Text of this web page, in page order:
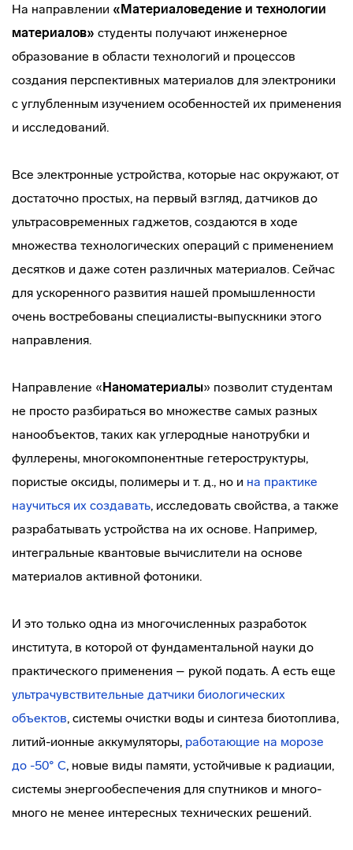
На направлении «Материаловедение и технологии
материалов» студенты получают инженерное
образование в области технологий и процессов
создания перспективных материалов для электроники
с углубленным изучением особенностей их применения
и исследований.
Все электронные устройства, которые нас окружают, от
достаточно простых, на первый взгляд, датчиков до
ультрасовременных гаджетов, создаются в ходе
множества технологических операций с применением
десятков и даже сотен различных материалов. Сейчас
для ускоренного развития нашей промышленности
очень востребованы специалисты-выпускники этого
направления.
Направление «Наноматериалы» позволит студентам
не просто разбираться во множестве самых разных
нанообъектов, таких как углеродные нанотрубки и
фуллерены, многокомпонентные гетероструктуры,
пористые оксиды, полимеры и т. д., но и на практике
научиться их создавать, исследовать свойства, а также
разрабатывать устройства на их основе. Например,
интегральные квантовые вычислители на основе
материалов активной фотоники.
И это только одна из многочисленных разработок
института, в которой от фундаментальной науки до
практического применения – рукой подать. А есть еще
ультрачувствительные датчики биологических
объектов, системы очистки воды и синтеза биотоплива,
литий-ионные аккумуляторы, работающие на морозе
до -50° С, новые виды памяти, устойчивые к радиации,
системы энергообеспечения для спутников и много-
много не менее интересных технических решений.